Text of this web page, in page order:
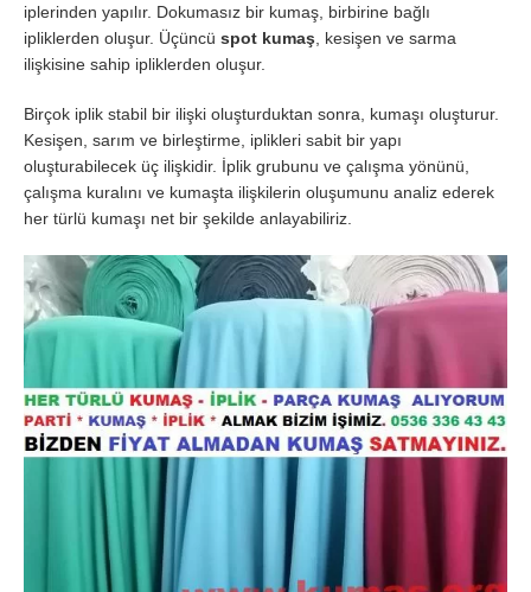
iplerinden yapılır. Dokumasız bir kumaş, birbirine bağlı
ipliklerden oluşur. Üçüncü spot kumaş , kesişen ve sarma
ilişkisine sahip ipliklerden oluşur.
Birçok iplik stabil bir ilişki oluşturduktan sonra, kumaşı oluşturur.
Kesişen, sarım ve birleştirme, iplikleri sabit bir yapı
oluşturabilecek üç ilişkidir. İplik grubunu ve çalışma yönünü,
çalışma kuralını ve kumaşta ilişkilerin oluşumunu analiz ederek
her türlü kumaşı net bir şekilde anlayabiliriz.